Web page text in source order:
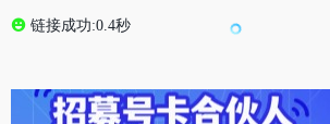
链接成功:0.4秒